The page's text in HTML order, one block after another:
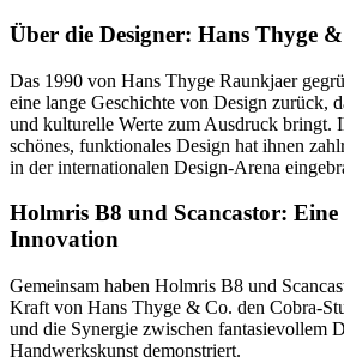
Über die Designer: Hans Thyge
Das 1990 von Hans Thyge Raunkjaer
eine lange Geschichte von Design zurück,
und kulturelle Werte zum Ausdruck bringt.
schönes, funktionales Design hat ihnen
in der internationalen Design-Arena
Holmris B8 und Scancastor:
Innovation
Gemeinsam haben Holmris B8 und
Kraft von Hans Thyge & Co. den Cobra-
und die Synergie zwischen fantasievollem
Handwerkskunst demonstriert.